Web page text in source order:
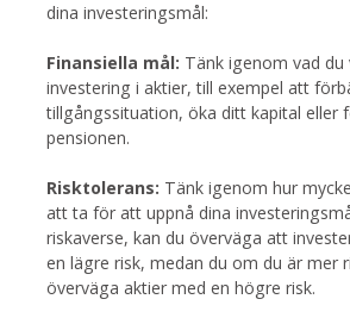
Dessutom har företag som
höga utdelningar oftast
historia av goda finansiella
vilket innebär att de är
att drabbas av
marknaden.
med hög utdelning har ofta
avkastning än aktier med
ingen utdelning, vilket gör
att öka dina totala
investeringarna.
dina investeringsmål:
Finansiella mål: Tänk igenom vad du
investering i aktier, till exempel att
tillgångssituation, öka ditt kapital eller
pensionen.
Risktolerans: Tänk igenom hur
att ta för att uppnå dina
riskaverse, kan du överväga att
en lägre risk, medan du om du är mer
överväga aktier med en högre risk.